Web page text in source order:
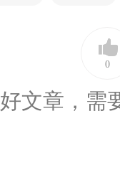
0
好文章，需